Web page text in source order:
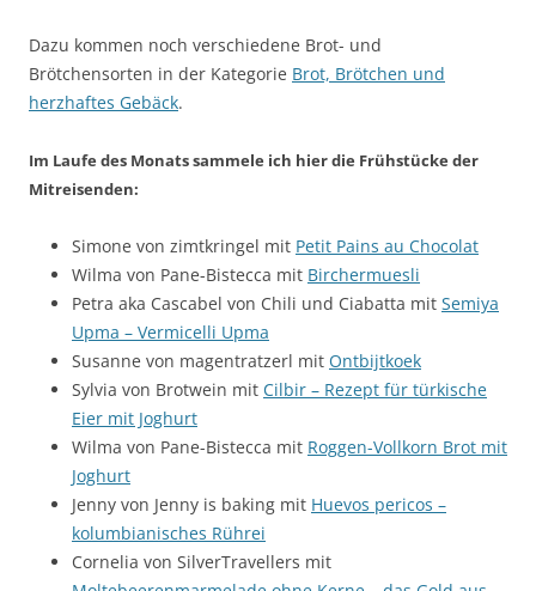
Dazu kommen noch verschiedene Brot- und
Brötchensorten in der Kategorie Brot, Brötchen und
herzhaftes Gebäck.
Im Laufe des Monats sammele ich hier die Frühstücke der
Mitreisenden:
Simone von zimtkringel mit Petit Pains au Chocolat
Wilma von Pane-Bistecca mit Birchermuesli
Petra aka Cascabel von Chili und Ciabatta mit Semiya
Upma – Vermicelli Upma
Susanne von magentratzerl mit Ontbijtkoek
Sylvia von Brotwein mit Cilbir – Rezept für türkische
Eier mit Joghurt
Wilma von Pane-Bistecca mit Roggen-Vollkorn Brot mit
Joghurt
Jenny von Jenny is baking mit Huevos pericos –
kolumbianisches Rührei
Cornelia von SilverTravellers mit